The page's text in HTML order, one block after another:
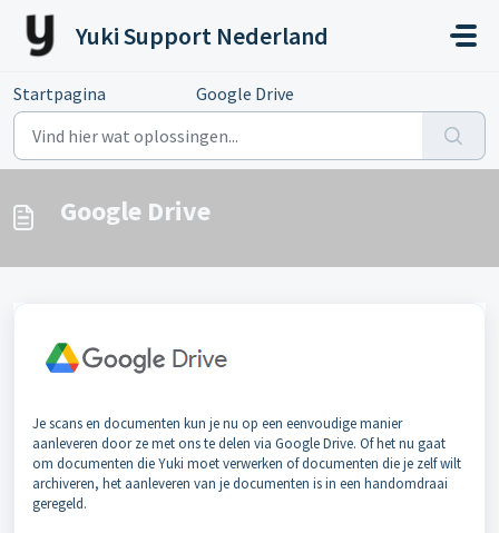
Doorgaan naar hoofdinhoud
Yuki Support Nederland
Startpagina Google Drive
Google Drive
Je scans en documenten kun je nu op een eenvoudige manier
aanleveren door ze met ons te delen via Google Drive. Of het nu gaat
om documenten die Yuki moet verwerken of documenten die je zelf wilt
archiveren, het aanleveren van je documenten is in een handomdraai
geregeld.